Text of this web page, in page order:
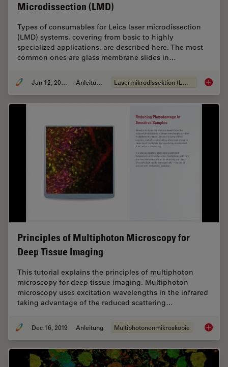
Microdissection (LMD)
Types of consumables for Leica laser microdissection
(LMD) systems, covering from basic to highly
specialized applications, are described here. The most
common ones are glass membrane slides in…
Jan 12, 2021 Anleitung Lasermikrodissektion (LMD)
Principles of Multiphoton Microscopy for
Deep Tissue Imaging
This tutorial explains the principles of multiphoton
microscopy for deep tissue imaging. Multiphoton
microscopy uses excitation wavelengths in the infrared
taking advantage of the reduced scattering…
Dec 16, 2019 Anleitung Multiphotonenmikroskopie